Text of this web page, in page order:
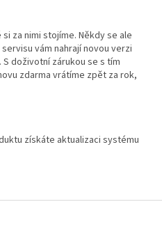
za nimi stojíme. Někdy se ale
vám nahrají novou verzi
doživotní zárukou se s tím
zdarma vrátíme zpět za rok,
získáte aktualizaci systému